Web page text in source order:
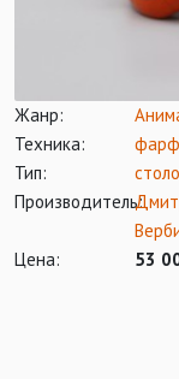
Жанр:
Техника:
Тип:
Производитель:
Цена:
53